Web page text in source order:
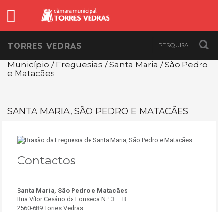
TORRES VEDRAS
Município / Freguesias / Santa Maria / São Pedro
e Matacães
SANTA MARIA, SÃO PEDRO E MATACÃES
Contactos
Santa Maria, São Pedro e Matacães
Rua Vítor Cesário da Fonseca N.º 3 – B
2560-689 Torres Vedras